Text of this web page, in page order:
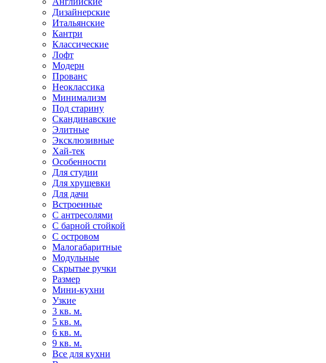
Дизайнерские
Итальянские
Кантри
Классические
Лофт
Модерн
Прованс
Неоклассика
Минимализм
Под старину
Скандинавские
Элитные
Эксклюзивные
Хай-тек
Особенности
Для студии
Для хрущевки
Для дачи
Встроенные
С антресолями
С барной стойкой
С островом
Малогабаритные
Модульные
Скрытые ручки
Размер
Мини-кухни
Узкие
3 кв. м.
5 кв. м.
6 кв. м.
9 кв. м.
Все для кухни